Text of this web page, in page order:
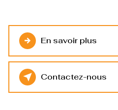
En savoir plus
Contactez-nous